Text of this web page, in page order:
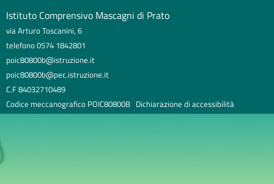
Istituto Comprensivo Mascagni di Prato
via Arturo Toscanini, 6
telefono 0574 1842801
poic80800b@istruzione.it
poic80800b@pec.istruzione.it
C.F 84032710489
Codice meccanografico POIC80800B Dichiarazione di accessibilità